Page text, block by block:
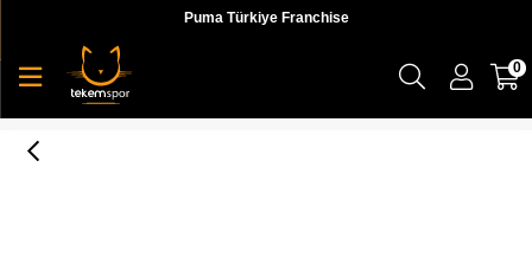
Puma Türkiye Franchise
0